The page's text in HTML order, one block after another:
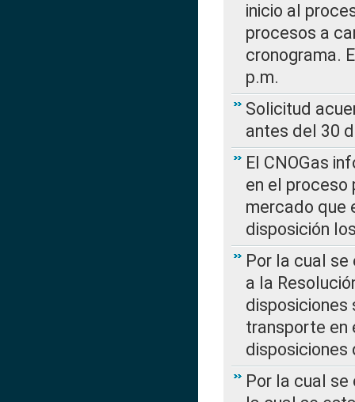
inicio al
procesos a
cronograma.
p.m.
Solicitud
antes del 30
El CNOGas
en el
mercado que
disposición
Por la cual se
a la
disposiciones
transporte en
disposiciones
Por la cual se